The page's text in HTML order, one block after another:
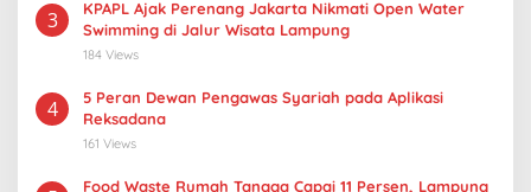
3
KPAPL Ajak Perenang Jakarta Nikmati Open Water
Swimming di Jalur Wisata Lampung
184 Views
4
5 Peran Dewan Pengawas Syariah pada Aplikasi
Reksadana
161 Views
Food Waste Rumah Tangga Capai 11 Persen, Lampung